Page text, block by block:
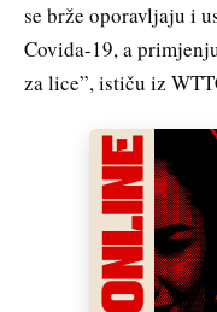
se brže oporavljaju i
Covida-19, a
za lice”, ističu iz